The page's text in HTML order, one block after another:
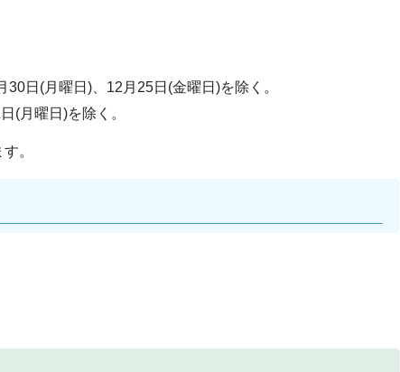
日(月曜日)、12月25日(金曜日)を除く。
(月曜日)を除く。
。